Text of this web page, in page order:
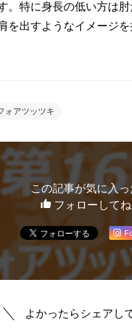
。特に身長の低い方は
を出すようなイメージを
ォアツッツキ
この記事が気に入
フォローしてね
よかったらシェアし